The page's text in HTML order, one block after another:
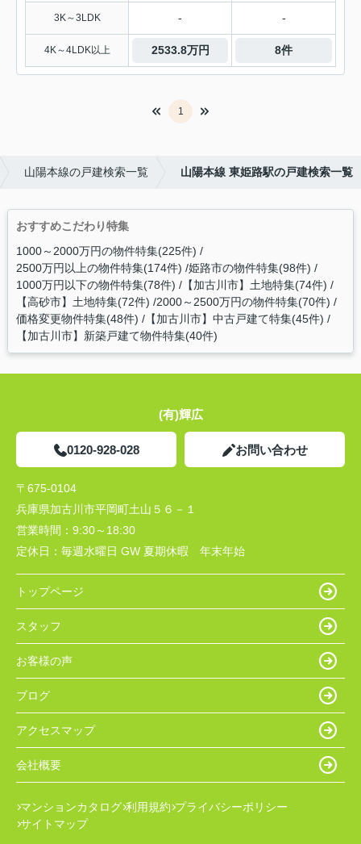
3K～3LDK - -
4K～4LDK以上 2533.8万円 8件
1
山陽本線の戸建検索一覧 山陽本線 東姫路駅の戸建検索一覧
おすすめこだわり特集
1000～2000万円の物件特集(225件)
2500万円以上の物件特集(174件) 姫路市の物件特集(98件)
1000万円以下の物件特集(78件) 【加古川市】土地特集(74件)
【高砂市】土地特集(72件) 2000～2500万円の物件特集(70件)
価格変更物件特集(48件) 【加古川市】中古戸建て特集(45件)
【加古川市】新築戸建て物件特集(40件)
(有)輝広
0120-928-028 お問い合わせ
〒675-0104
兵庫県加古川市平岡町土山５６－１
営業時間： 9:30～18:30
定休日： 毎週水曜日 GW 夏期休暇 年末年始
トップページ
スタッフ
お客様の声
ブログ
アクセスマップ
会社概要
マンションカタログ 利用規約 プライバシーポリシー
サイトマップ